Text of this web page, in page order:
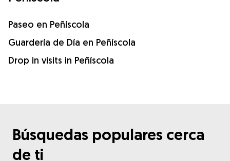
Paseo en Peñíscola
Guardería de Día en Peñíscola
Drop in visits in Peñíscola
Búsquedas populares cerca
de ti